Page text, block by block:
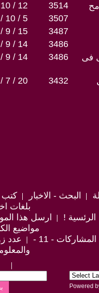
/ 12 3514
10 / 5 3507
9 / 15 3487
9 / 14 3486
9 / 14 3486
فى
7 / 20 3432
البحث - الاخبار كتب
بلغات
! ارسل هذا
مواضيع
المشاركات - 11 - عدد
Powered